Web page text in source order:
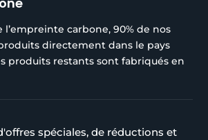
carbone, 90% de nos
directement dans le pays
produits restants sont fabriqués en
spéciales, de réductions et